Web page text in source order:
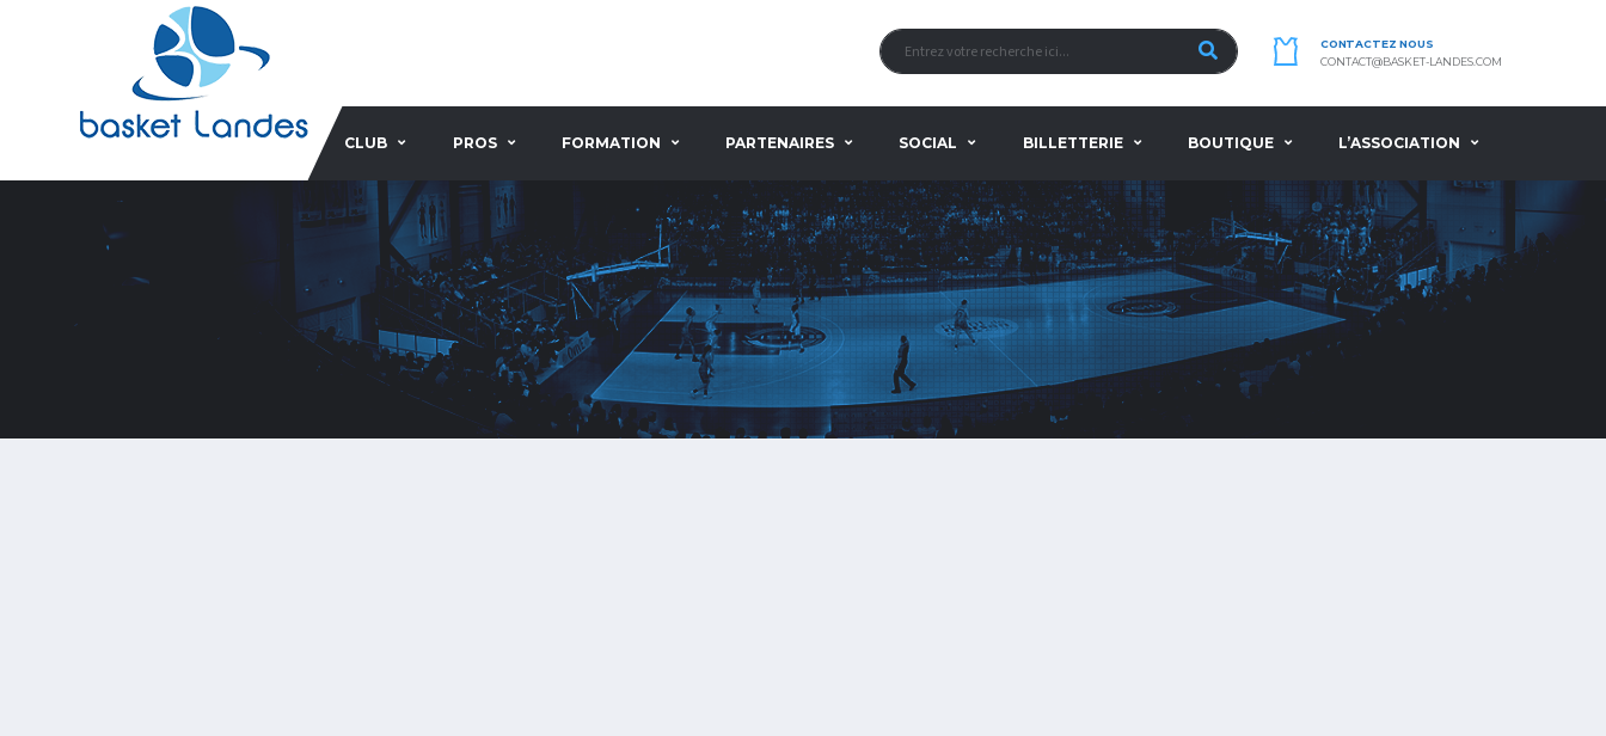
CONTACTEZ NOUS
CONTACT@BASKET-LANDES.COM
CLUB PROS FORMATION PARTENAIRES SOCIAL BILLETTERIE BOUTIQUE L’ASSOCIATION